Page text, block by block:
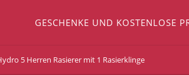
GESCHENKE UND KOSTENLOSE
5 Herren Rasierer mit 1 Rasierklinge